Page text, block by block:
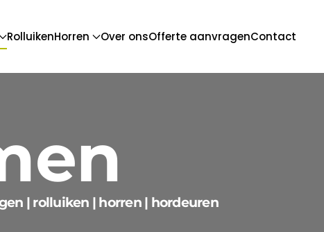
RolluikenHorren Over onsOfferte aanvragenContact
| rolluiken | horren | hordeuren